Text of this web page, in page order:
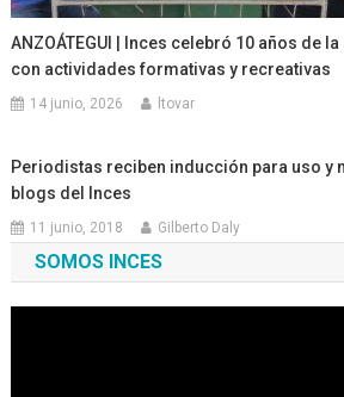
ANZOÁTEGUI | Inces celebró 10 años de
con actividades formativas y recreativas
14 junio, 2026 ltovar
Periodistas reciben inducción para uso y
blogs del Inces
11 junio, 2018 Gilberto Daly
SOMOS INCES